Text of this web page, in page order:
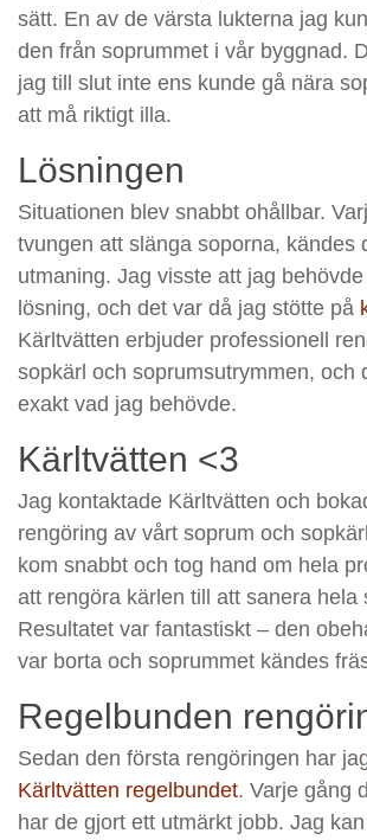
sätt. En av de värsta lukterna jag
den från soprummet i vår byggnad.
jag till slut inte ens kunde gå nära
att må riktigt illa.
Lösningen
Situationen blev snabbt ohållbar.
tvungen att slänga soporna, kändes
utmaning. Jag visste att jag
lösning, och det var då jag stötte på
Kärltvätten erbjuder professionell
sopkärl och soprumsutrymmen, och
exakt vad jag behövde.
Kärltvätten <3
Jag kontaktade Kärltvätten och
rengöring av vårt soprum och
kom snabbt och tog hand om hela
att rengöra kärlen till att sanera hela
Resultatet var fantastiskt – den
var borta och soprummet kändes
Regelbunden
Sedan den första rengöringen har
Kärltvätten regelbundet. Varje gång
har de gjort ett utmärkt jobb. Jag